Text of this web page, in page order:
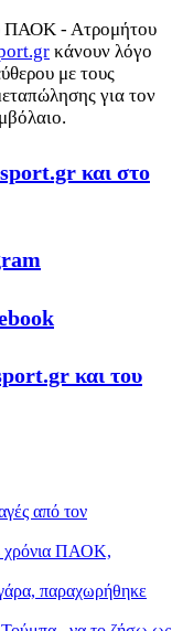
ΠΑΟΚ - Ατρομήτου
κάνουν λόγο
με τους
για τον
και στο
και του
από τον
χρόνια ΠΑΟΚ,
παραχωρήθηκε